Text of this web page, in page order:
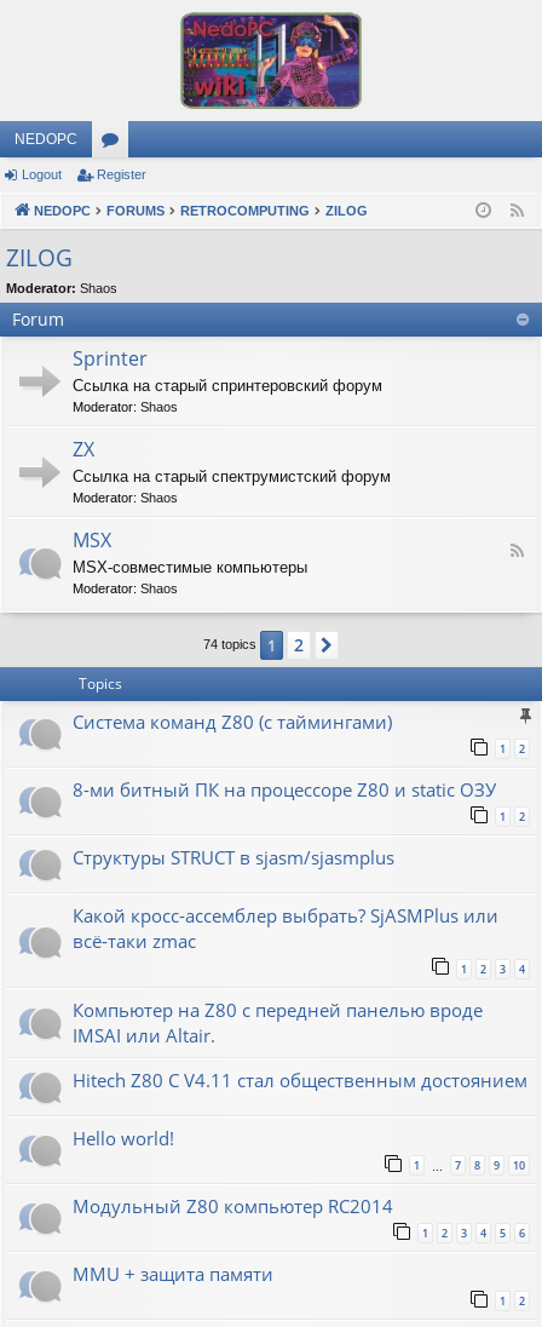
NEDOPC
or
u
s
Logout Register
NEDOPC FORUMS RETROCOMPUTING ZILOG
ZILOG
Moderator: Shaos
Forum
Sprinter
Ссылка на старый спринтеровский форум
Moderator: Shaos
ZX
Ссылка на старый спектрумистский форум
Moderator: Shaos
F
S
MSX
MSX-совместимые компьютеры
Moderator: Shaos
74 topics 1 2
Topics
Система команд Z80 (с таймингами)
1 2
8-ми битный ПК на процессоре Z80 и static ОЗУ
1 2
Структуры STRUCT в sjasm/sjasmplus
Какой кросс-ассемблер выбрать? SjASMPlus или
всё-таки zmac
1 2 3 4
Компьютер на Z80 с передней панелью вроде
IMSAI или Altair.
Hitech Z80 C V4.11 стал общественным достоянием
Hello world!
1 7 8 9 10
Модульный Z80 компьютер RC2014
1 2 3 4 5 6
MMU + защита памяти
1 2